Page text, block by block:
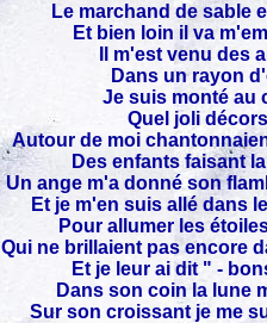
Le marchand de sable
Et bien loin il va
Il m'est venu des
Dans un rayon
Je suis monté au
Quel joli décors
Autour de moi
Des enfants faisant
Un ange m'a donné son
Et je m'en suis allé dans
Pour allumer les
Qui ne brillaient pas encore
Et je leur ai dit " -
Dans son coin la lune
Sur son croissant je me